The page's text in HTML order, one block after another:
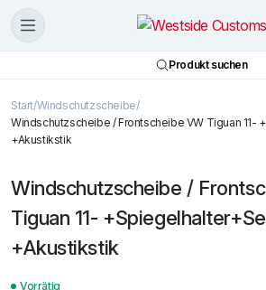
Produkt suchen
Start Windschutzscheibe
Windschutzscheibe / Frontscheibe VW Tiguan 11-
+Akustikstik
Windschutzscheibe /
Tiguan 11-
+Akustikstik
Vorrätig